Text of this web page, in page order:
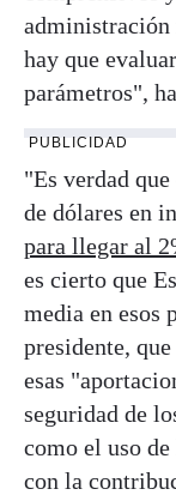
administración
hay que
parámetros",
PUBLICIDAD
"Es verdad
de dólares en
para llegar al
es cierto que
media en esos
presidente,
esas
seguridad de
como el uso
con la